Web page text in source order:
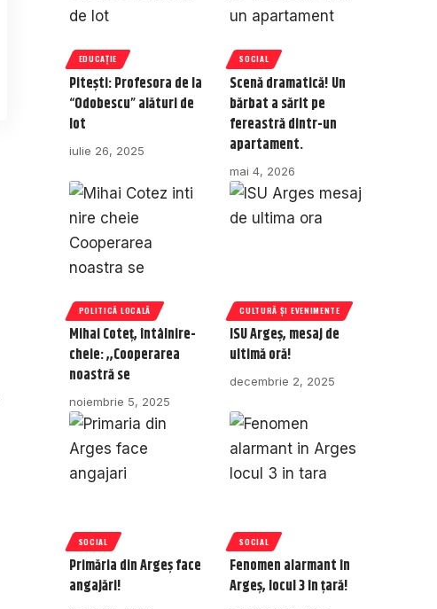
EDUCAȚIE
Pitești: Profesora de la
“Odobescu” alături de
lot
iulie 26, 2025
SOCIAL
Scenă dramatică! Un
bărbat a sărit pe
fereastră dintr-un
apartament.
mai 4, 2026
POLITICĂ LOCALĂ
Mihai Coteț, întâlnire-
cheie: ,,Cooperarea
noastră se
noiembrie 5, 2025
CULTURĂ ȘI EVENIMENTE
ISU Argeș, mesaj de
ultimă oră!
decembrie 2, 2025
SOCIAL
Primăria din Argeș face
angajări!
SOCIAL
Fenomen alarmant în
Argeș, locul 3 în țară!